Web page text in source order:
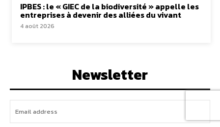
IPBES : le « GIEC de la biodiversité » appelle les
entreprises à devenir des alliées du vivant
4 août 2026
Newsletter